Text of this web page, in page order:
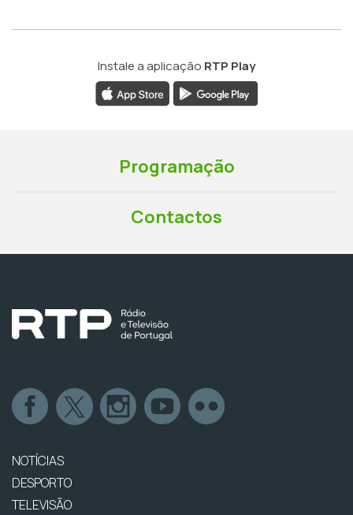
Instale a aplicação RTP Play
Programação
Contactos
NOTÍCIAS
DESPORTO
TELEVISÃO